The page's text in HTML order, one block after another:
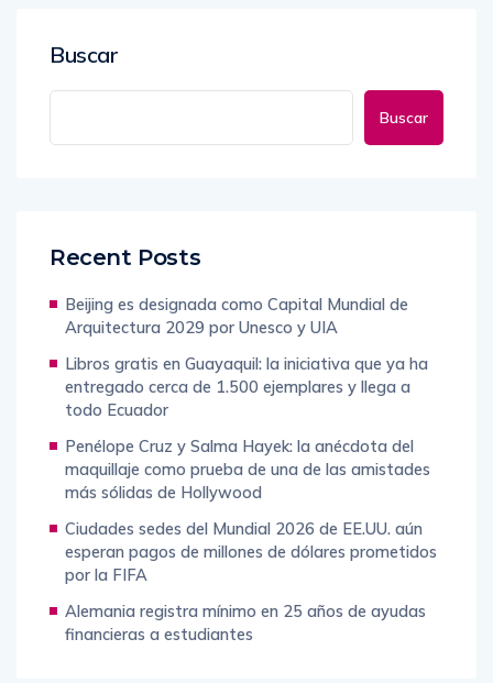
Buscar
Buscar
Recent Posts
Beijing es designada como Capital Mundial de
Arquitectura 2029 por Unesco y UIA
Libros gratis en Guayaquil: la iniciativa que ya ha
entregado cerca de 1.500 ejemplares y llega a
todo Ecuador
Penélope Cruz y Salma Hayek: la anécdota del
maquillaje como prueba de una de las amistades
más sólidas de Hollywood
Ciudades sedes del Mundial 2026 de EE.UU. aún
esperan pagos de millones de dólares prometidos
por la FIFA
Alemania registra mínimo en 25 años de ayudas
financieras a estudiantes